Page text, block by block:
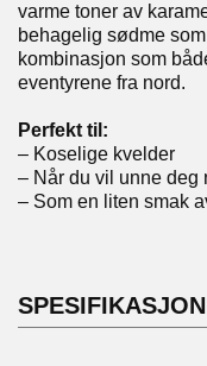
varme toner av
behagelig sødme
kombinasjon som
eventyrene fra nord.
Perfekt til:
– Koselige kvelder
– Når du vil unne
– Som en liten smak